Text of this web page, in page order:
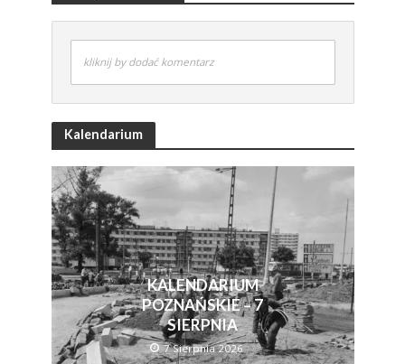
kliknij by dodać komentarz
Kalendarium
KALENDARIUM
POZNAŃSKIE – 7
SIERPNIA
7 Sierpnia 2026